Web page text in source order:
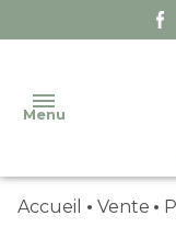
Menu
Accueil Vente